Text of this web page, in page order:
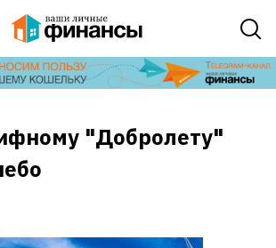
"Добролету"